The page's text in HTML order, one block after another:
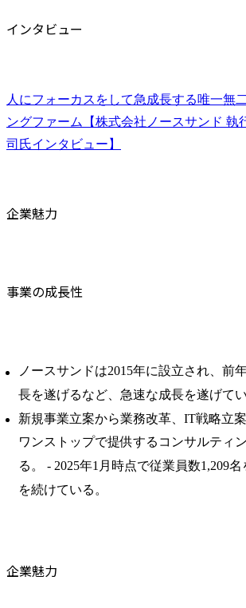
インタビュー
人にフォーカスをして急成長する唯一無
ングファーム【株式会社ノースサンド 執
司氏インタビュー】
企業魅力
事業の成長性
ノースサンドは2015年に設立され、前
長を遂げるなど、急速な成長を遂げてい
新規事業立案から業務改革、IT戦略立
ワンストップで提供するコンサルティ
る。 ​- 2025年1月時点で従業員数1,209
を続けている。
企業魅力